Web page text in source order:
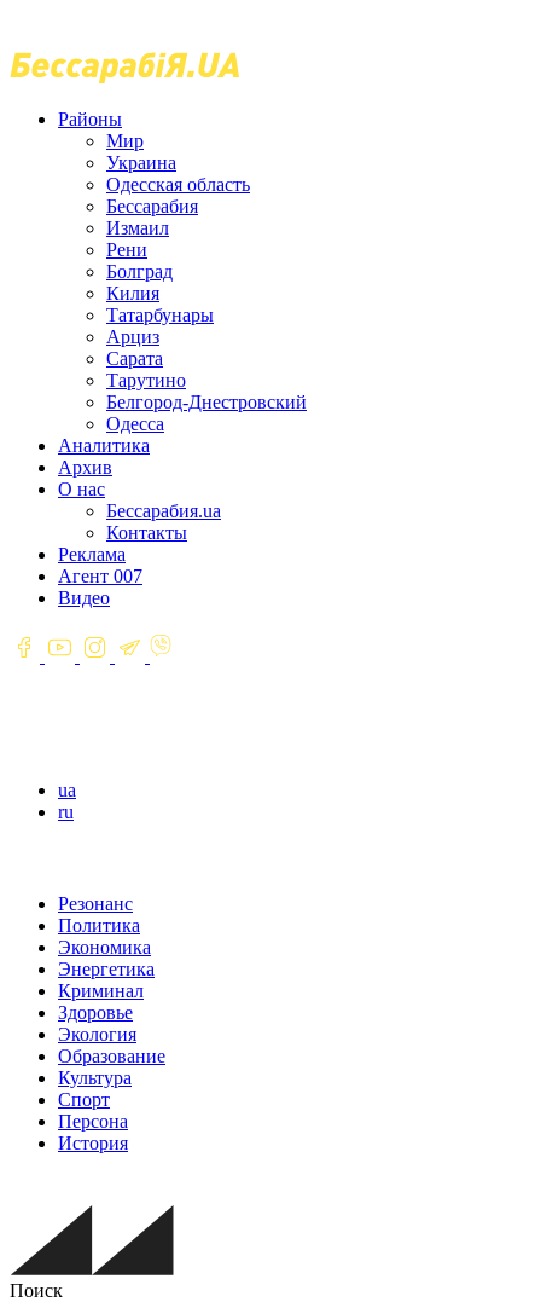
Районы
Мир
Украина
Одесская область
Бессарабия
Измаил
Рени
Болград
Килия
Татарбунары
Арциз
Сарата
Тарутино
Белгород-Днестровский
Одесса
Аналитика
Архив
О нас
Бессарабия.ua
Контакты
Реклама
Агент 007
Видео
ua
ru
Резонанс
Политика
Экономика
Энергетика
Криминал
Здоровье
Экология
Образование
Культура
Спорт
Персона
История
Поиск